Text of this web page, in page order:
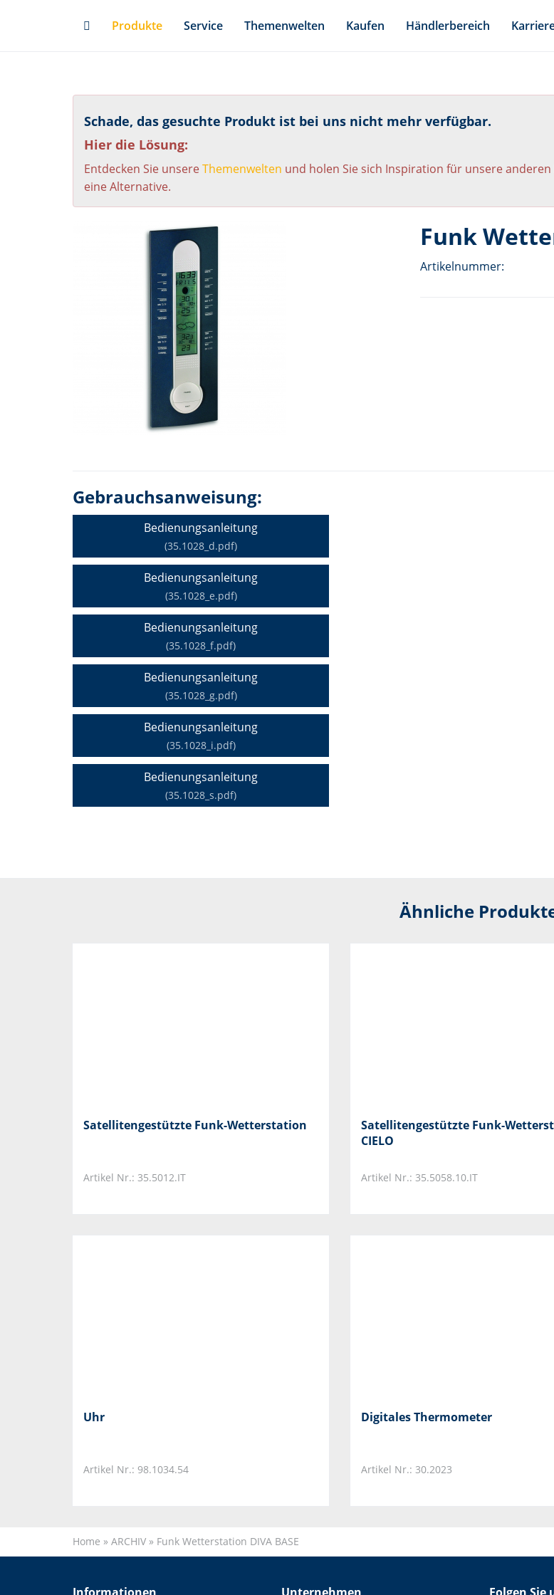
Produkte Service Themenwelten Kaufen Händlerbereich
Schade, das gesuchte Produkt ist bei uns nicht mehr verfügbar.
Hier die Lösung:
Entdecken Sie unsereThemenwelten und holen Sie sich Inspiration für unsere
eine Alternative.
Funk
Artikelnummer:
Gebrauchsanweisung:
Bedienungsanleitung
(35.1028_d.pdf)
Bedienungsanleitung
(35.1028_e.pdf)
Bedienungsanleitung
(35.1028_f.pdf)
Bedienungsanleitung
(35.1028_g.pdf)
Bedienungsanleitung
(35.1028_i.pdf)
Bedienungsanleitung
(35.1028_s.pdf)
Ähnliche
Satellitengestützte Funk-Wetterstation
Artikel Nr.: 35.5012.IT
Satellitengestützte Funk-
CIELO
Artikel Nr.: 35.5058.10.IT
Uhr
Artikel Nr.: 98.1034.54
Digitales Thermometer
Artikel Nr.: 30.2023
Home » ARCHIV » Funk Wetterstation DIVA BASE